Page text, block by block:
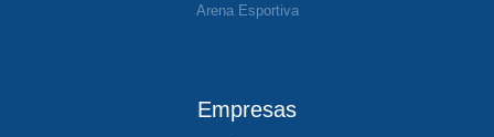
Arena Esportiva
Empresas